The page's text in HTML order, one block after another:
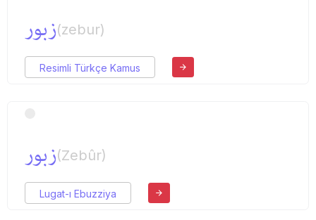
زبور(zebur)
Resimli Türkçe Kamus
زبور(Zebûr)
Lugat-ı Ebuzziya